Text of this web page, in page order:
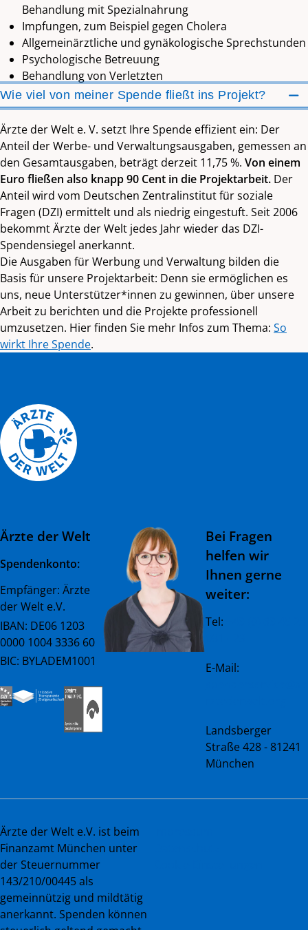
Behandlung mit Spezialnahrung
Impfungen, zum Beispiel gegen Cholera
Allgemeinärztliche und gynäkologische Sprechstunden
Psychologische Betreuung
Behandlung von Verletzten
Wie viel von meiner Spende fließt ins Projekt?
Ärzte der Welt e. V. setzt Ihre Spende effizient ein: Der
Anteil der Werbe- und Verwaltungsausgaben, gemessen an
den Gesamtausgaben, beträgt derzeit 11,75 %. Von einem
Euro fließen also knapp 90 Cent in die Projektarbeit. Der
Anteil wird vom Deutschen Zentralinstitut für soziale
Fragen (DZI) ermittelt und als niedrig eingestuft. Seit 2006
bekommt Ärzte der Welt jedes Jahr wieder das DZI-
Spendensiegel anerkannt.
Die Ausgaben für Werbung und Verwaltung bilden die
Basis für unsere Projektarbeit: Denn sie ermöglichen es
uns, neue Unterstützer*innen zu gewinnen, über unsere
Arbeit zu berichten und die Projekte professionell
umzusetzen. Hier finden Sie mehr Infos zum Thema: So
wirkt Ihre Spende.
Ärzte der Welt
Spendenkonto:
Empfänger: Ärzte
der Welt e.V.
IBAN: DE06 1203
0000 1004 3336 60
BIC: BYLADEM1001
Bei Fragen
helfen wir
Ihnen gerne
weiter:
Tel:
E-Mail:
Landsberger
Straße 428 - 81241
München
Ärzte der Welt e.V. ist beim
Finanzamt München unter
der Steuernummer
143/210/00445 als
gemeinnützig und mildtätig
anerkannt. Spenden können